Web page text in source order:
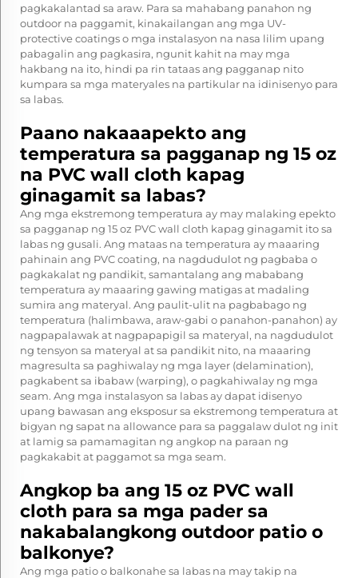
pagkakalantad sa araw. Para sa mahabang panahon ng
outdoor na paggamit, kinakailangan ang mga UV-
protective coatings o mga instalasyon na nasa lilim upang
pabagalin ang pagkasira, ngunit kahit na may mga
hakbang na ito, hindi pa rin tataas ang pagganap nito
kumpara sa mga materyales na partikular na idinisenyo para
sa labas.
Paano nakaaapekto ang
temperatura sa pagganap ng 15 oz
na PVC wall cloth kapag
ginagamit sa labas?
Ang mga ekstremong temperatura ay may malaking epekto
sa pagganap ng 15 oz PVC wall cloth kapag ginagamit ito sa
labas ng gusali. Ang mataas na temperatura ay maaaring
pahinain ang PVC coating, na nagdudulot ng pagbaba o
pagkakalat ng pandikit, samantalang ang mababang
temperatura ay maaaring gawing matigas at madaling
sumira ang materyal. Ang paulit-ulit na pagbabago ng
temperatura (halimbawa, araw-gabi o panahon-panahon) ay
nagpapalawak at nagpapapigil sa materyal, na nagdudulot
ng tensyon sa materyal at sa pandikit nito, na maaaring
magresulta sa paghiwalay ng mga layer (delamination),
pagkabent sa ibabaw (warping), o pagkahiwalay ng mga
seam. Ang mga instalasyon sa labas ay dapat idisenyo
upang bawasan ang eksposur sa ekstremong temperatura at
bigyan ng sapat na allowance para sa paggalaw dulot ng init
at lamig sa pamamagitan ng angkop na paraan ng
pagkakabit at paggamot sa mga seam.
Angkop ba ang 15 oz PVC wall
cloth para sa mga pader sa
nakabalangkong outdoor patio o
balkonye?
Ang mga patio o balkonahe sa labas na may takip na